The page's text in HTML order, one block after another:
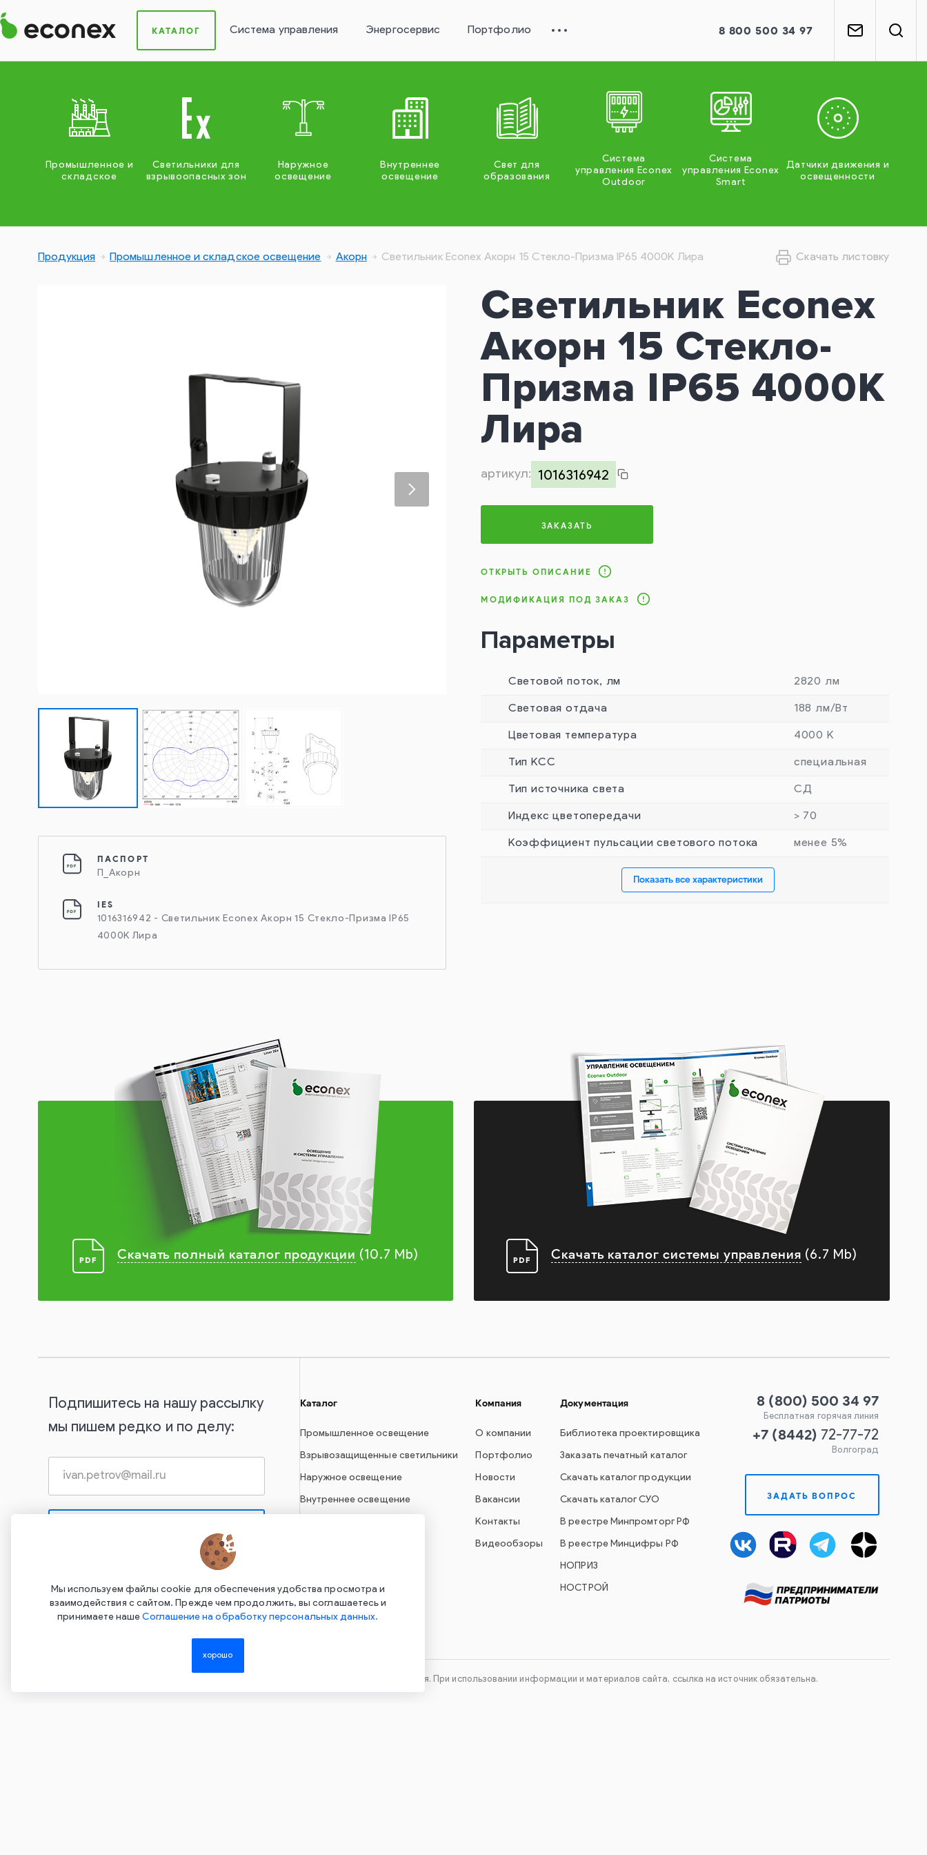
КАТАЛОГ Система управления Энергосервис Портфолио 8 800 500 34 97
Промышленное и
складское
Светильники для
взрывоопасных зон
Наружное
освещение
Внутреннее
освещение
Свет для
образования
Система
управления Econex
Outdoor
Система
управления Econex
Smart
Датчики движения и
освещенности
Продукция Промышленное и складское освещение Акорн Светильник Econex Акорн 15 Стекло-Призма IP65 4000K Лира
ПАСПОРТ
П_Акорн
IES
1016316942 - Светильник Econex Акорн 15 Стекло-Призма IP65
4000K Лира
Скачать листовку
Светильник Econex
Акорн 15 Стекло-
Призма IP65 4000K
Лира
артикул: 1016316942
ЗАКАЗАТЬ
ОТКРЫТЬ ОПИСАНИЕ
МОДИФИКАЦИЯ ПОД ЗАКАЗ
Параметры
Световой поток, лм 2820 лм
Световая отдача 188 лм/Вт
Цветовая температура 4000 К
Тип КСС специальная
Тип источника света СД
Индекс цветопередачи > 70
Коэффициент пульсации светового потока менее 5%
Показать все характеристики
Скачать полный каталог продукции (10.7 Mb) Скачать каталог системы управления (6.7 Mb)
Подпишитесь на нашу рассылку
мы пишем редко и по делу:
Нажимая на эту кнопку, вы даете согласие на
обработку своих персональных данных и
соглашаетесь сПолитикой
конфиденциальности
Каталог
Промышленное освещение
Взрывозащищенные светильники
Наружное освещение
Внутреннее освещение
СУО Econex Outdoor
Компания
О компании
Портфолио
Новости
Вакансии
Контакты
Видеообзоры
Документация
Библиотека проектировщика
Заказать печатный каталог
Скачать каталог продукции
Скачать каталог СУО
В реестре Минпромторг РФ
В реестре Минцифры РФ
НОПРИЗ
НОСТРОЙ
8 (800) 500 34 97
Бесплатная горячая линия
+7 (8442) 72-77-72
Волгоград
ЗАДАТЬ ВОПРОС
Copyright ©2015-2026. Завод Econex. Производство светотехнического оборудования. При использовании информации и материалов сайта, ссылка на источник обязательна.
Мы используем файлы cookie для обеспечения удобства просмотра и
взаимодействия с сайтом. Прежде чем продолжить, вы соглашаетесь и
принимаете нашеСоглашение на обработку персональных данных.
хорошо